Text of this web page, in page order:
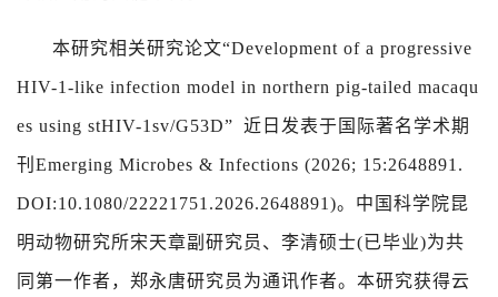
本研究相关研究论文“Development of a progressive
HIV-1-like infection model in northern pig-tailed macaqu
es using stHIV-1sv/G53D” 近日发表于国际著名学术期
刊 Emerging Microbes & Infections (2026; 15:2648891.
DOI:10.1080/22221751.2026.2648891)。中国科学院昆
明动物研究所宋天章副研究员、李清硕士(已毕业)为共
同第一作者，郑永唐研究员为通讯作者。本研究获得云